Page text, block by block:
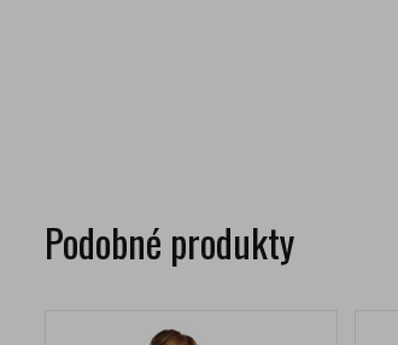
Podobné produkty